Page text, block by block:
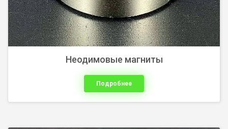
Неодимовые магниты
Подробнее